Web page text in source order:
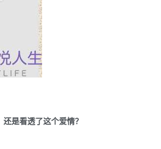
还是看透了这个爱情？